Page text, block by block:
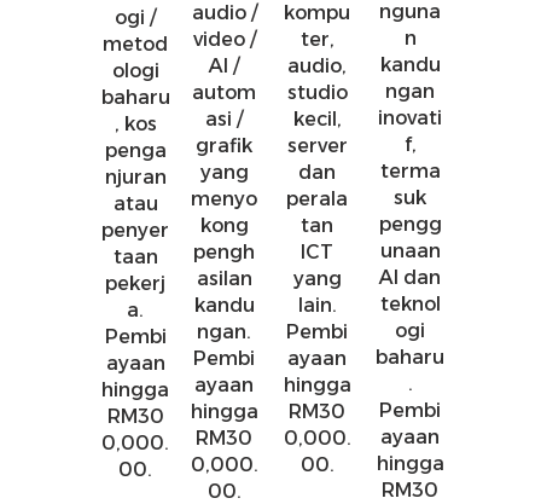
ogi /
metod
ologi
baharu
, kos
penga
njuran
atau
penyer
taan
pekerj
a.
Pembi
ayaan
hingga
RM30
0,000.
00.
audio /
video /
AI /
autom
asi /
grafik
yang
menyo
kong
pengh
asilan
kandu
ngan.
Pembi
ayaan
hingga
RM30
0,000.
00.
kompu
ter,
audio,
studio
kecil,
server
dan
perala
tan
ICT
yang
lain.
Pembi
ayaan
hingga
RM30
0,000.
00.
nguna
n
kandu
ngan
inovati
f,
terma
suk
pengg
unaan
AI dan
teknol
ogi
baharu
.
Pembi
ayaan
hingga
RM30